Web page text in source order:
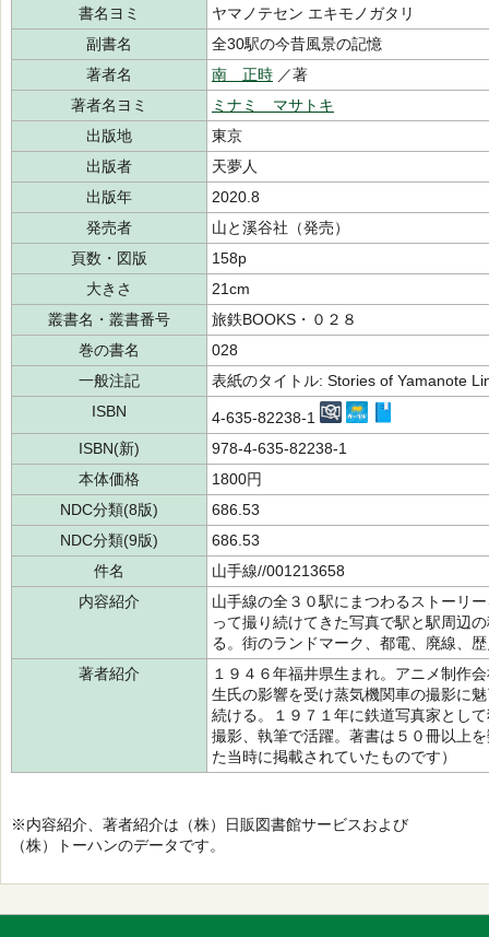
書名ヨミ
ヤマノテセン エキモノガタリ
副書名
全30駅の今昔風景の記憶
著者名
南 正時 ／著
著者名ヨミ
ミナミ マサトキ
出版地
東京
出版者
天夢人
出版年
2020.8
発売者
山と溪谷社（発売）
頁数・図版
158p
大きさ
21cm
叢書名・叢書番号
旅鉄BOOKS・０２８
巻の書名
028
一般注記
表紙のタイトル: Stories of Yamanote
ISBN
4-635-82238-1
ISBN(新)
978-4-635-82238-1
本体価格
1800円
NDC分類(8版)
686.53
NDC分類(9版)
686.53
件名
山手線//001213658
内容紹介
山手線の全３０駅にまつわるストーリ
って撮り続けてきた写真で駅と駅周辺
る。街のランドマーク、都電、廃線、
著者紹介
１９４６年福井県生まれ。アニメ制作
生氏の影響を受け蒸気機関車の撮影に
続ける。１９７１年に鉄道写真家とし
撮影、執筆で活躍。著書は５０冊以上
た当時に掲載されていたものです）
※内容紹介、著者紹介は（株）日販図書館サービスおよび
（株）トーハンのデータです。